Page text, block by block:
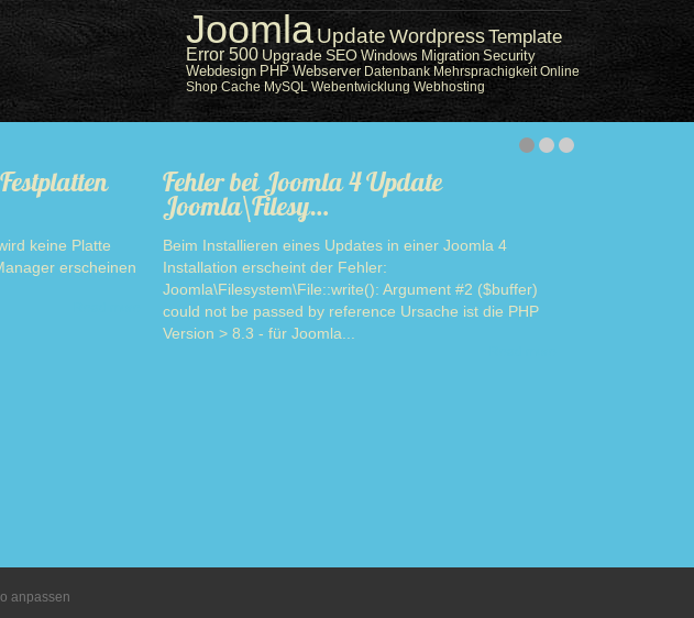
JoomlaUpdateWordpressTemplate
Error 500 Upgrade SEO Windows Migration Security
Webdesign PHP Webserver Datenbank Mehrsprachigkeit Online
Shop Cache MySQL Webentwicklung Webhosting
keine Platte
erscheinen
Fehler bei Joomla 4 Update
Joomla\Filesy…
Beim Installieren eines Updates in einer Joomla 4
Installation erscheint der Fehler:
Joomla\Filesystem\File::write(): Argument #2 ($buffer)
could not be passed by reference Ursache ist die PHP
Version > 8.3 - für Joomla...
anpassen